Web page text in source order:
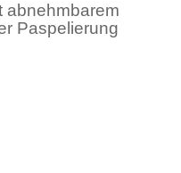
abnehmbarem
Paspelierung